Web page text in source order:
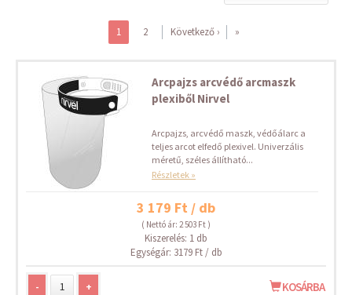
1 2 Következő › »
Arcpajzs arcvédő arcmaszk
plexiből Nirvel
Arcpajzs, arcvédő maszk, védőálarc a
teljes arcot elfedő plexivel. Univerzális
méretű, széles állítható...
Részletek »
3 179 Ft / db
( Nettó ár: 2 503 Ft )
Kiszerelés: 1 db
Egységár: 3179 Ft / db
- + KOSÁRBA